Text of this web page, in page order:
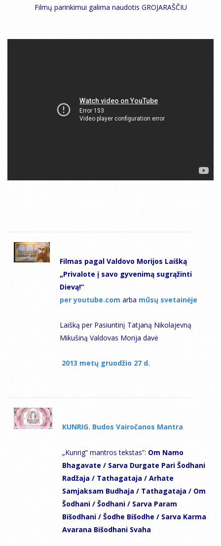
Filmų parinkimui galima naudotis GROJARAŠČIU
Filmas pagal Valdovo Morijos Laišką
„Privalote į savo gyvenimą sugrąžinti
Dievą!”
per youtube.com arba mūsų svetainėje
Laišką per Pasiuntinį Tatjaną Nikolajevną
Mikušiną Valdovas Morija davė
2013 metų gruodžio 27 d.
КUNRIG. Budos Vairočanos Mantra
„Kunrig” mantros tekstas”: Om Namo
Bhagavate / Sarva Durgate Pari Šodhani
Radžaja / Tathagataja / Arhate
Samjaksam Budhaja / Tathagataja / Om
Šodhani / Šodhani / Sarva Param
Bišodhani / Šodhe Bišodhe / Sarva Karma
Avarana Bišodhani Svaha